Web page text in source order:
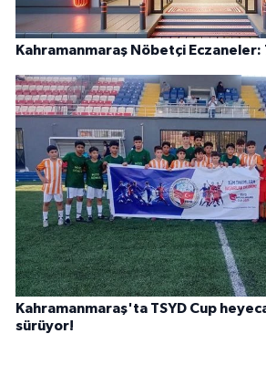
Kahramanmaraş Nöbetçi Eczaneler:
Kahramanmaraş'ta TSYD Cup
sürüyor!